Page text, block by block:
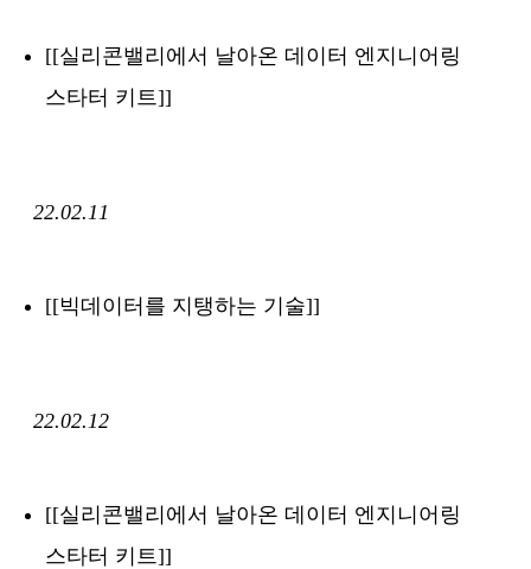
[[실리콘밸리에서 날아온 데이터 엔지니어링
스타터 키트]]
22.02.11
[[빅데이터를 지탱하는 기술]]
22.02.12
[[실리콘밸리에서 날아온 데이터 엔지니어링
스타터 키트]]